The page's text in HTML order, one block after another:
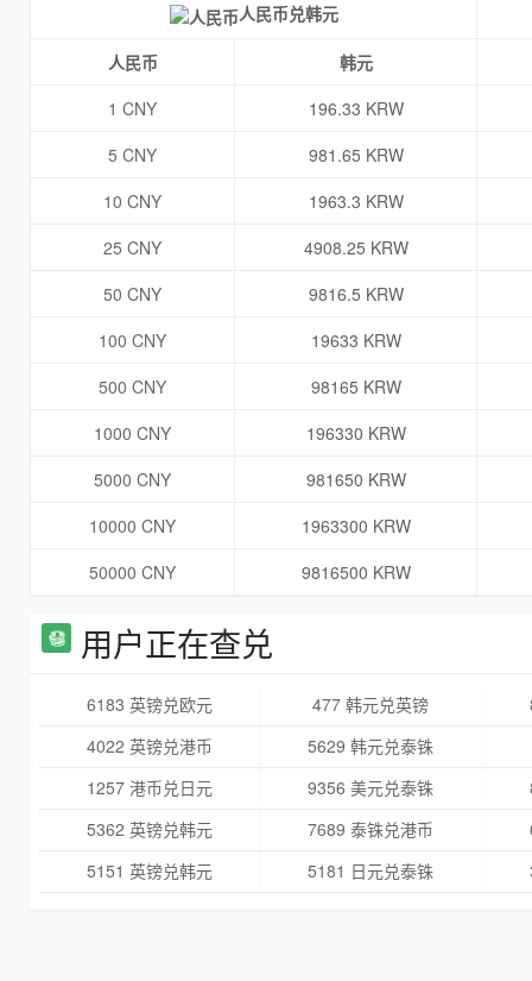
人民币兑韩元
人民币
韩元
1 CNY
196.33 KRW
5 CNY
981.65 KRW
10 CNY
1963.3 KRW
25 CNY
4908.25 KRW
50 CNY
9816.5 KRW
100 CNY
19633 KRW
500 CNY
98165 KRW
1000 CNY
196330 KRW
5000 CNY
981650 KRW
10000 CNY
1963300 KRW
50000 CNY
9816500 KRW
用户正在查兑
6183 英镑兑欧元 477 韩元兑英镑
4022 英镑兑港币
5629 韩元兑泰铢
1257 港币兑日元
9356 美元兑泰铢
5362 英镑兑韩元
7689 泰铢兑港币
5151 英镑兑韩元
5181 日元兑泰铢